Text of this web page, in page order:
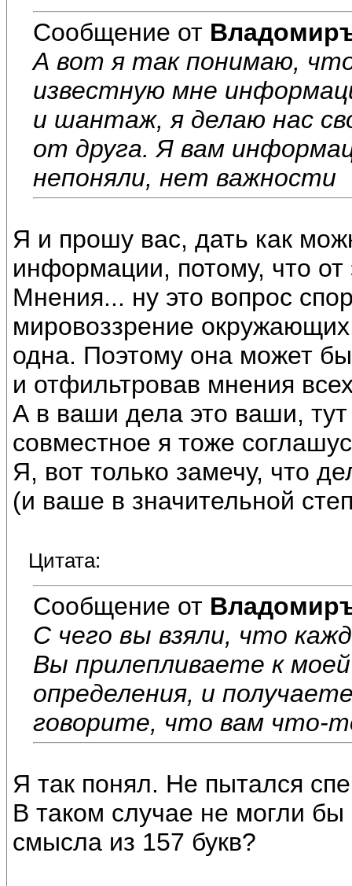
Сообщение от
А вот я так понимаю,
известную мне
и шантаж, я делаю нас
от друга. Я вам
непоняли, нет важности
Я и прошу вас, дать как
информации, потому, что от
Мнения... ну это вопрос
мировоззрение
одна. Поэтому она может
и отфильтровав мнения
А в ваши дела это ваши,
совместное я тоже
Я, вот только замечу, что
(и ваше в значительной
Цитата:
Сообщение от
С чего вы взяли, что
Вы прилепливаете к
определения, и
говорите, что вам что-
Я так понял. Не пытался
В таком случае не могли
смысла из 157 букв?